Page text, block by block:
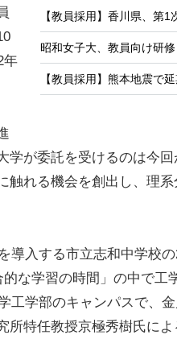
【教員採用】香川県、第
【教員採用】熊本地震で
年
学が委託を受けるのは今
触れる機会を創出し、理
入する市立志和中学校
な学習の時間」の中で工
工学部のキャンパスで、
特任教授京極秀樹氏によ